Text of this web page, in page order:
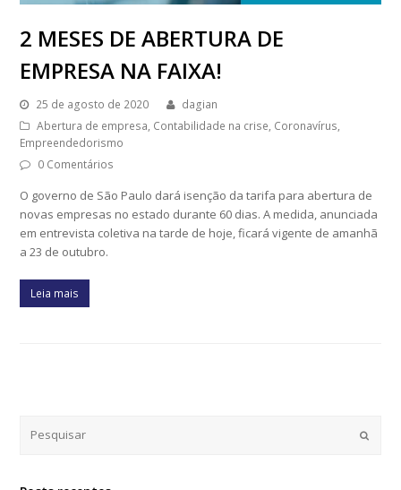
2 MESES DE ABERTURA DE
EMPRESA NA FAIXA!
25 de agosto de 2020
dagian
Abertura de empresa, Contabilidade na crise, Coronavírus,
Empreendedorismo
0 Comentários
O governo de São Paulo dará isenção da tarifa para abertura de
novas empresas no estado durante 60 dias. A medida, anunciada
em entrevista coletiva na tarde de hoje, ficará vigente de amanhã
a 23 de outubro.
Leia mais
Submit